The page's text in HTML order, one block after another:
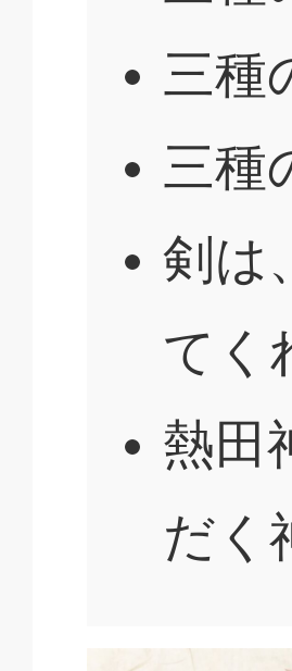
三種
三種
剣は
てく
熱田
だく